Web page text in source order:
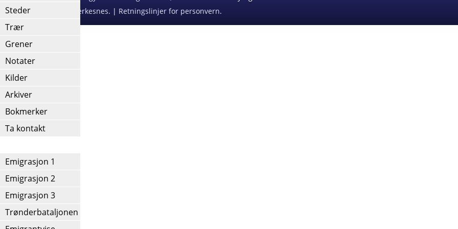
Steder
Trær
Grener
Notater
Kilder
Arkiver
Bokmerker
Ta kontakt
Emigrasjon 1
Emigrasjon 2
Emigrasjon 3
Trønderbataljonen
Redigert av
Agnar Merkesnes. | Retningslinjer for personvern.